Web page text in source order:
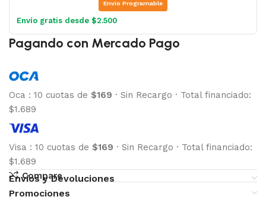
Envio Programable
Envío gratis desde $2.500
Pagando con Mercado Pago
Oca : 10 cuotas de $169 · Sin Recargo · Total financiado:
$1.689
Visa : 10 cuotas de $169 · Sin Recargo · Total financiado:
$1.689
Compare
Envíos y Devoluciones
Promociones